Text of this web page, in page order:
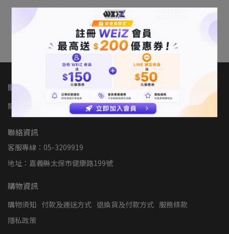
加入購物車
關於我們
關於WEiZ 門市據點 我的帳戶 人才招募
聯絡資訊
客服專線：05-3209919
地址：嘉義縣太保市健康路199號
購物資訊
購物須知 付款及運送方式 退換貨及付款方式 服務條款
隱私政策